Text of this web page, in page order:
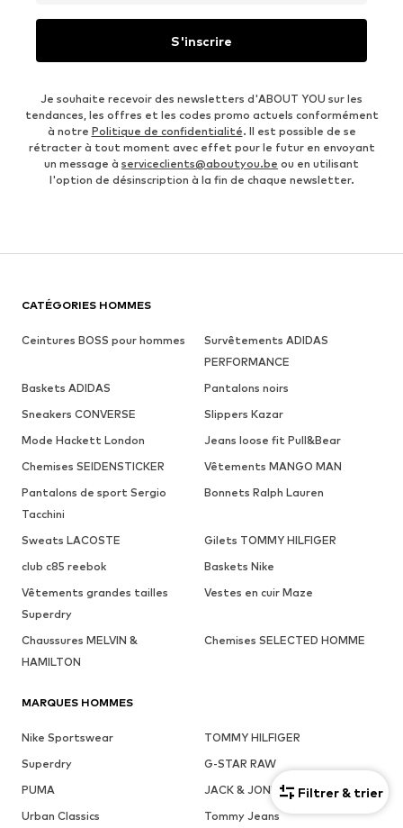
Filtrer & trier
S'inscrire
Je souhaite recevoir des newsletters d'ABOUT YOU sur les
tendances, les offres et les codes promo actuels conformément
à notre Politique de confidentialité. Il est possible de se
rétracter à tout moment avec effet pour le futur en envoyant
un message à serviceclients@aboutyou.be ou en utilisant
l'option de désinscription à la fin de chaque newsletter.
CATÉGORIES HOMMES
Ceintures BOSS pour hommes
Survêtements ADIDAS
PERFORMANCE
Baskets ADIDAS
Pantalons noirs
Sneakers CONVERSE
Slippers Kazar
Mode Hackett London
Jeans loose fit Pull&Bear
Chemises SEIDENSTICKER
Vêtements MANGO MAN
Pantalons de sport Sergio
Tacchini
Bonnets Ralph Lauren
Sweats LACOSTE
Gilets TOMMY HILFIGER
club c85 reebok
Baskets Nike
Vêtements grandes tailles
Superdry
Vestes en cuir Maze
Chaussures MELVIN &
HAMILTON
Chemises SELECTED HOMME
MARQUES HOMMES
Nike Sportswear
TOMMY HILFIGER
Superdry
G-STAR RAW
PUMA
JACK & JONES
Urban Classics
Tommy Jeans